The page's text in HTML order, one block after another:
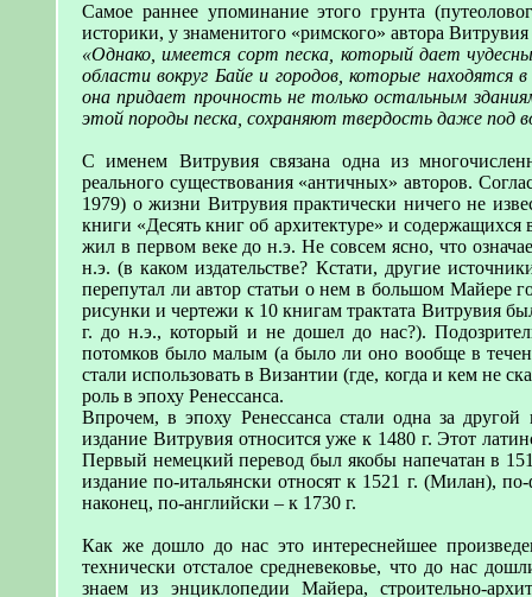
Самое раннее упоминание этого грунта
историки, у знаменитого «римского» автора Витрувия
«Однако, имеется сорт песка, который дает
области вокруг Байе и городов, которые находятся
она придает прочность не только остальным
этой породы песка, сохраняют твердость даже под
С именем Витрувия связана одна из
реального существования «античных» авторов.
1979) о жизни Витрувия практически ничего не
книги «Десять книг об архитектуре» и
жил в первом веке до н.э. Не совсем ясно, что
н.э. (в каком издательстве? Кстати, другие
перепутал ли автор статьи о нем в большом Майере
рисунки и чертежи к 10 книгам трактата Витрувия
г. до н.э., который и не дошел до нас?).
потомков было малым (а было ли оно вообще в
стали использовать в Византии (где, когда и кем не
роль в эпоху Ренессанса.
Впрочем, в эпоху Ренессанса стали одна за
издание Витрувия относится уже к 1480 г. Этот
Первый немецкий перевод был якобы напечатан в
издание по-итальянски относят к 1521 г. (Милан),
наконец, по-английски – к 1730 г.
Как же дошло до нас это интереснейшее
технически отсталое средневековье, что до нас
знаем из энциклопедии Майера, строительно-